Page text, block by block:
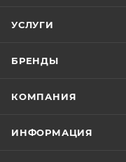
УСЛУГИ
БРЕНДЫ
КОМПАНИЯ
ИНФОРМАЦИЯ